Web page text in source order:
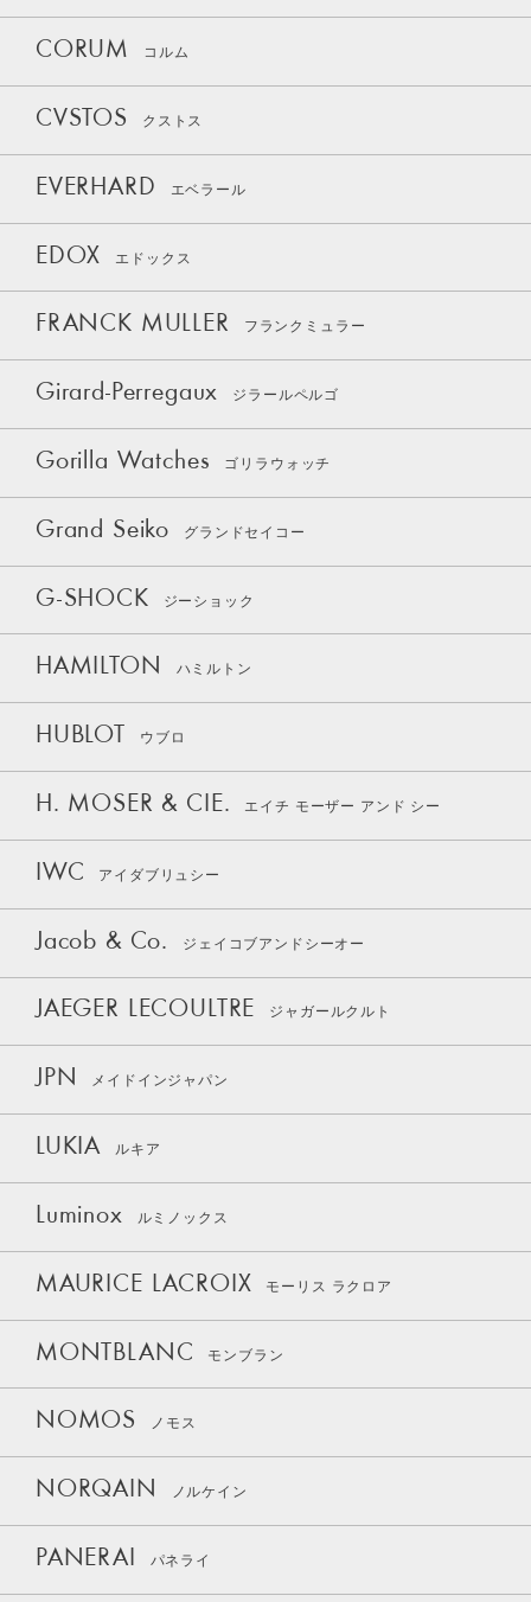
CORUM コルム
CVSTOS クストス
EVERHARD エベラール
EDOX エドックス
FRANCK MULLER フランクミュラー
Girard-Perregaux ジラールペルゴ
Gorilla Watches ゴリラウォッチ
Grand Seiko グランドセイコー
G-SHOCK ジーショック
HAMILTON ハミルトン
HUBLOT ウブロ
H. MOSER & CIE. エイチ モーザー アンド シー
IWC アイダブリュシー
Jacob & Co. ジェイコブアンドシーオー
JAEGER LECOULTRE ジャガールクルト
JPN メイドインジャパン
LUKIA ルキア
Luminox ルミノックス
MAURICE LACROIX モーリス ラクロア
MONTBLANC モンブラン
NOMOS ノモス
NORQAIN ノルケイン
PANERAI パネライ